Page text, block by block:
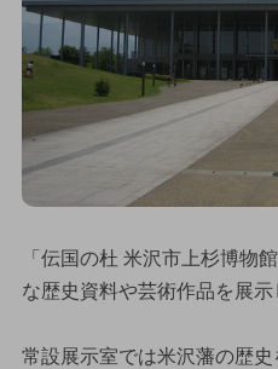
「伝国の杜 米沢市上杉博物
な歴史資料や芸術作品を展示
常設展示室では米沢藩の歴